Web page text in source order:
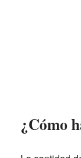
¿Cómo